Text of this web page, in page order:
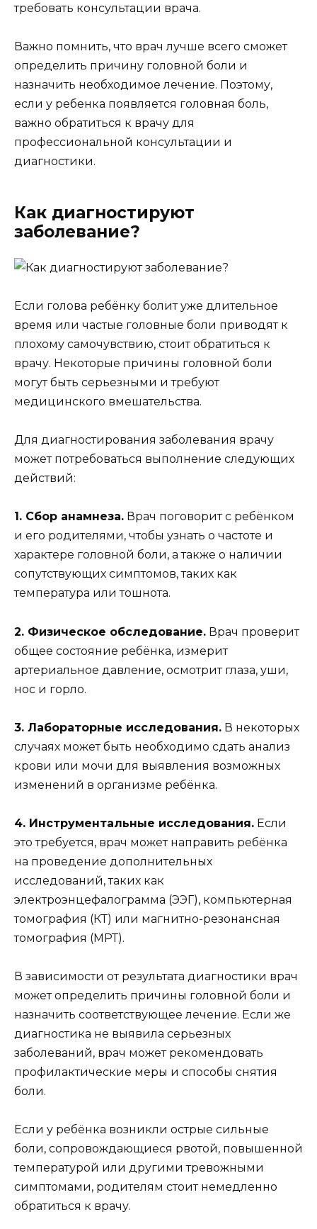
требовать консультации врача.
Важно помнить, что врач лучше всего сможет
определить причину головной боли и
назначить необходимое лечение. Поэтому,
если у ребенка появляется головная боль,
важно обратиться к врачу для
профессиональной консультации и
диагностики.
Как диагностируют
заболевание?
Если голова ребёнку болит уже длительное
время или частые головные боли приводят к
плохому самочувствию, стоит обратиться к
врачу. Некоторые причины головной боли
могут быть серьезными и требуют
медицинского вмешательства.
Для диагностирования заболевания врачу
может потребоваться выполнение следующих
действий:
1. Сбор анамнеза. Врач поговорит с ребёнком
и его родителями, чтобы узнать о частоте и
характере головной боли, а также о наличии
сопутствующих симптомов, таких как
температура или тошнота.
2. Физическое обследование. Врач проверит
общее состояние ребёнка, измерит
артериальное давление, осмотрит глаза, уши,
нос и горло.
3. Лабораторные исследования. В некоторых
случаях может быть необходимо сдать анализ
крови или мочи для выявления возможных
изменений в организме ребёнка.
4. Инструментальные исследования. Если
это требуется, врач может направить ребёнка
на проведение дополнительных
исследований, таких как
электроэнцефалограмма (ЭЭГ), компьютерная
томография (КТ) или магнитно-резонансная
томография (МРТ).
В зависимости от результата диагностики врач
может определить причины головной боли и
назначить соответствующее лечение. Если же
диагностика не выявила серьезных
заболеваний, врач может рекомендовать
профилактические меры и способы снятия
боли.
Если у ребёнка возникли острые сильные
боли, сопровождающиеся рвотой, повышенной
температурой или другими тревожными
симптомами, родителям стоит немедленно
обратиться к врачу.